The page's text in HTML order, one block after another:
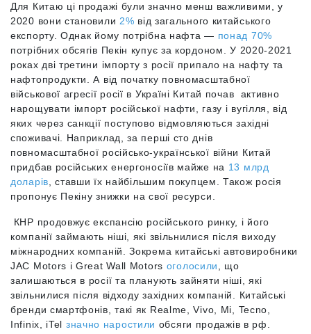
Для Китаю ці продажі були значно менш важливими, у
2020 вони становили 2% від загального китайського
експорту. Однак йому потрібна нафта — понад 70%
потрібних обсягів Пекін купує за кордоном. У 2020-2021
роках дві третини імпорту з росії припало на нафту та
нафтопродукти. А від початку повномасштабної
військової агресії росії в Україні Китай почав активно
нарощувати імпорт російської нафти, газу і вугілля, від
яких через санкції поступово відмовляються західні
споживачі. Наприклад, за перші сто днів
повномасштабної російсько-української війни Китай
придбав російських енергоносіїв майже на 13 млрд
доларів, ставши їх найбільшим покупцем. Також росія
пропонує Пекіну знижки на свої ресурси.
КНР продовжує експансію російського ринку, і його
компанії займають ніші, які звільнилися після виходу
міжнародних компаній. Зокрема китайські автовиробники
JAC Motors і Great Wall Motors оголосили, що
залишаються в росії та планують зайняти ніші, які
звільнилися після відходу західних компаній. Китайські
бренди смартфонів, такі як Realme, Vivo, Mi, Tecno,
Infinix, iTel значно наростили обсяги продажів в рф.